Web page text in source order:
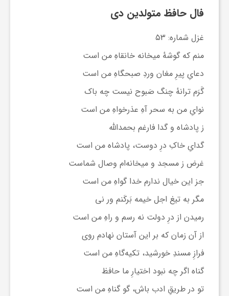
فال حافظ متولدین دی
غزل شماره: ۵۳
منم که گوشهٔ میخانه خانقاهِ من است
دعایِ پیرِ مغان وردِ صبحگاهِ من است
گَرَم ترانهٔ چنگ صَبوح نیست چه باک
نوایِ من به سحر آهِ عذرخواهِ من است
ز پادشاه و گدا فارغم بحمدالله
گدایِ خاکِ درِ دوست، پادشاه من است
غرض ز مسجد و میخانه‌ام وصال شماست
جز این خیال ندارم خدا گواهِ من است
مگر به تیغ اجل خیمه بَرکَنم ور نی
رمیدن از درِ دولت نه رسم و راهِ من است
از آن زمان که بر این آستان نهادم روی
فرازِ مسندِ خورشید، تکیه‌گاهِ من است
گناه اگر چه نبود اختیارِ ما حافظ
تو در طریقِ ادب باش، گو گناهِ من است